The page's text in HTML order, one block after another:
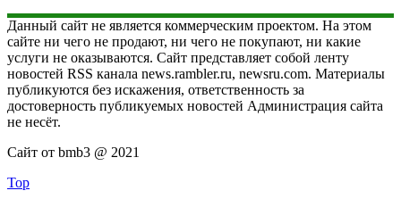
Данный сайт не является коммерческим проектом. На этом
сайте ни чего не продают, ни чего не покупают, ни какие
услуги не оказываются. Сайт представляет собой ленту
новостей RSS канала news.rambler.ru, newsru.com. Материалы
публикуются без искажения, ответственность за
достоверность публикуемых новостей Администрация сайта
не несёт.
Сайт от bmb3 @ 2021
Top